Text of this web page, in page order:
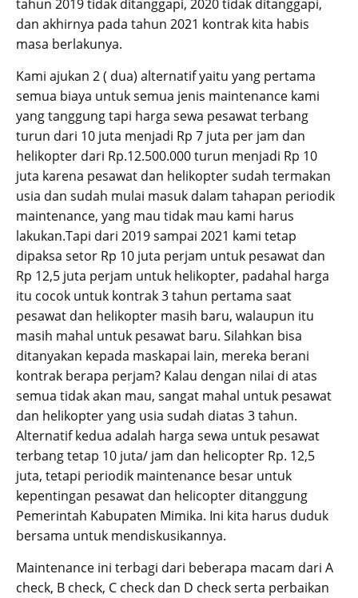
tahun 2019 tidak ditanggapi, 2020 tidak ditanggapi,
dan akhirnya pada tahun 2021 kontrak kita habis
masa berlakunya.
Kami ajukan 2 ( dua) alternatif yaitu yang pertama
semua biaya untuk semua jenis maintenance kami
yang tanggung tapi harga sewa pesawat terbang
turun dari 10 juta menjadi Rp 7 juta per jam dan
helikopter dari Rp.12.500.000 turun menjadi Rp 10
juta karena pesawat dan helikopter sudah termakan
usia dan sudah mulai masuk dalam tahapan periodik
maintenance, yang mau tidak mau kami harus
lakukan.Tapi dari 2019 sampai 2021 kami tetap
dipaksa setor Rp 10 juta perjam untuk pesawat dan
Rp 12,5 juta perjam untuk helikopter, padahal harga
itu cocok untuk kontrak 3 tahun pertama saat
pesawat dan helikopter masih baru, walaupun itu
masih mahal untuk pesawat baru. Silahkan bisa
ditanyakan kepada maskapai lain, mereka berani
kontrak berapa perjam? Kalau dengan nilai di atas
semua tidak akan mau, sangat mahal untuk pesawat
dan helikopter yang usia sudah diatas 3 tahun.
Alternatif kedua adalah harga sewa untuk pesawat
terbang tetap 10 juta/ jam dan helicopter Rp. 12,5
juta, tetapi periodik maintenance besar untuk
kepentingan pesawat dan helicopter ditanggung
Pemerintah Kabupaten Mimika. Ini kita harus duduk
bersama untuk mendiskusikannya.
Maintenance ini terbagi dari beberapa macam dari A
check, B check, C check dan D check serta perbaikan